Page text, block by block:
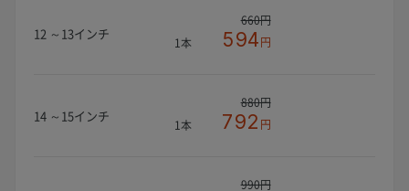
12 ～13インチ
1本
660円
594円
14 ～15インチ
1本
880円
792 円
990円